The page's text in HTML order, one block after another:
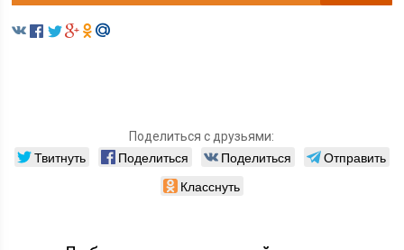
Поделиться с друзьями:
Твитнуть Поделиться Поделиться
Отправить
Класснуть